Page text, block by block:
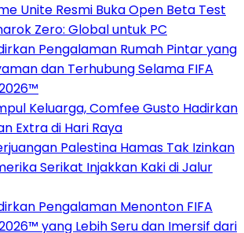
Unite Resmi Buka Open Beta Test
Zero: Global untuk PC
Pengalaman Rumah Pintar yang
dan Terhubung Selama FIFA
Keluarga, Comfee Gusto Hadirkan
Extra di Hari Raya
Palestina Hamas Tak Izinkan
Serikat Injakkan Kaki di Jalur
Pengalaman Menonton FIFA
yang Lebih Seru dan Imersif dari